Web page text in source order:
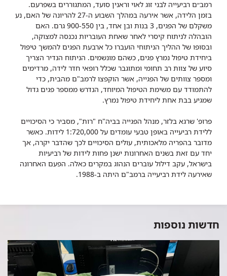
רמב״ם רביעייה לבני זוג לאוי וראנין סועד, המתגוררים בשפרעם.
בזמן הלידה, אשר אירעה במהלך השבוע ה-27 להריונה של האם, נע
משקלם של הפגים, 3 בנות ובן אחד, בין 900-550 גרם. האם
הובהלה לניתוח קיסרי לאחר שאחת העובריות נכנסה למצוקה,
ובסופו של ההליך הניתוחי הועברו כל ארבעת הפגים להמשך טיפול
ביחידת טיפול נמרץ פגים, כשהם מונשמים. הניתוח הנדיר הצריך
סיוע של צוות רב תחומי ומתוגבר שכלל רופאי חדר לידה, מרדימים
ומספר צוותים של הפגייה, אשר הוקפצו לרמב"ם מהבית, כדי
להתמודד עם משימת הטיפול המיוחד, הנדרש ממספר פגים גדול
שמגיע בבת אחת ליחידת טיפול נמרץ.
פרופ' שרגא בלזר, מנהל הפגייה בביה"ח "רות", מסביר כי הסיכויים
ללידת רביעייה באופן טבעי עומדים על 1:720,000 לידות. כאשר
מדובר בהפריה מלאכותית, עולים הסיכויים לכך שהדבר יקרה, אך
יחד עם זאת בשנים האחרונות ישנן פחות לידות של רביעיות
בישראל, עקב דילול עוברים הנהוג במקרים כאלה. הפעם האחרונה
שאירעה לידת רביעייה ברמב"ם היתה ב-1988.
חדשות נוספות